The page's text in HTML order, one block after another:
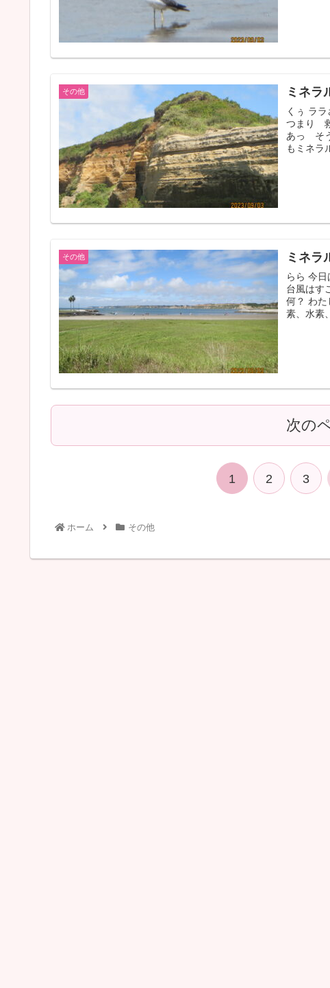
その他 ミネ
くぅ ラ
つまり
あっ そ
もミネラ
その他 ミネ
らら 今
台風はす
何？ わた
素、水素
次の
1 2 3
ホーム その他